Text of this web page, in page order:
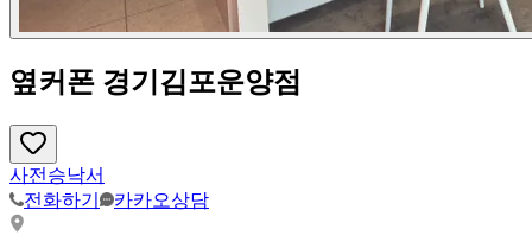
옆커폰 경기김포운양점
사전승낙서
전화하기
카카오상담